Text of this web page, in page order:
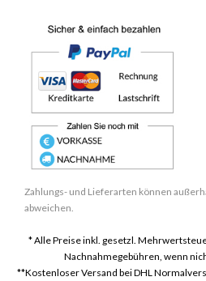
Zahlungs- und Lieferarten können
abweichen.
* Alle Preise inkl. gesetzl.
Nachnahmegebühren, wenn
**Kostenloser Versand bei DHL